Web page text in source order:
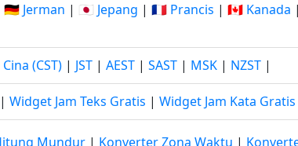
🇩🇪 Jerman | 🇯🇵 Jepang | 🇫🇷 Prancis | 🇨🇦 Kanada |
Cina (CST) | JST | AEST | SAST | MSK | NZST |
| Widget Jam Teks Gratis | Widget Jam Kata Gratis
Mundur | Konverter Zona Waktu |